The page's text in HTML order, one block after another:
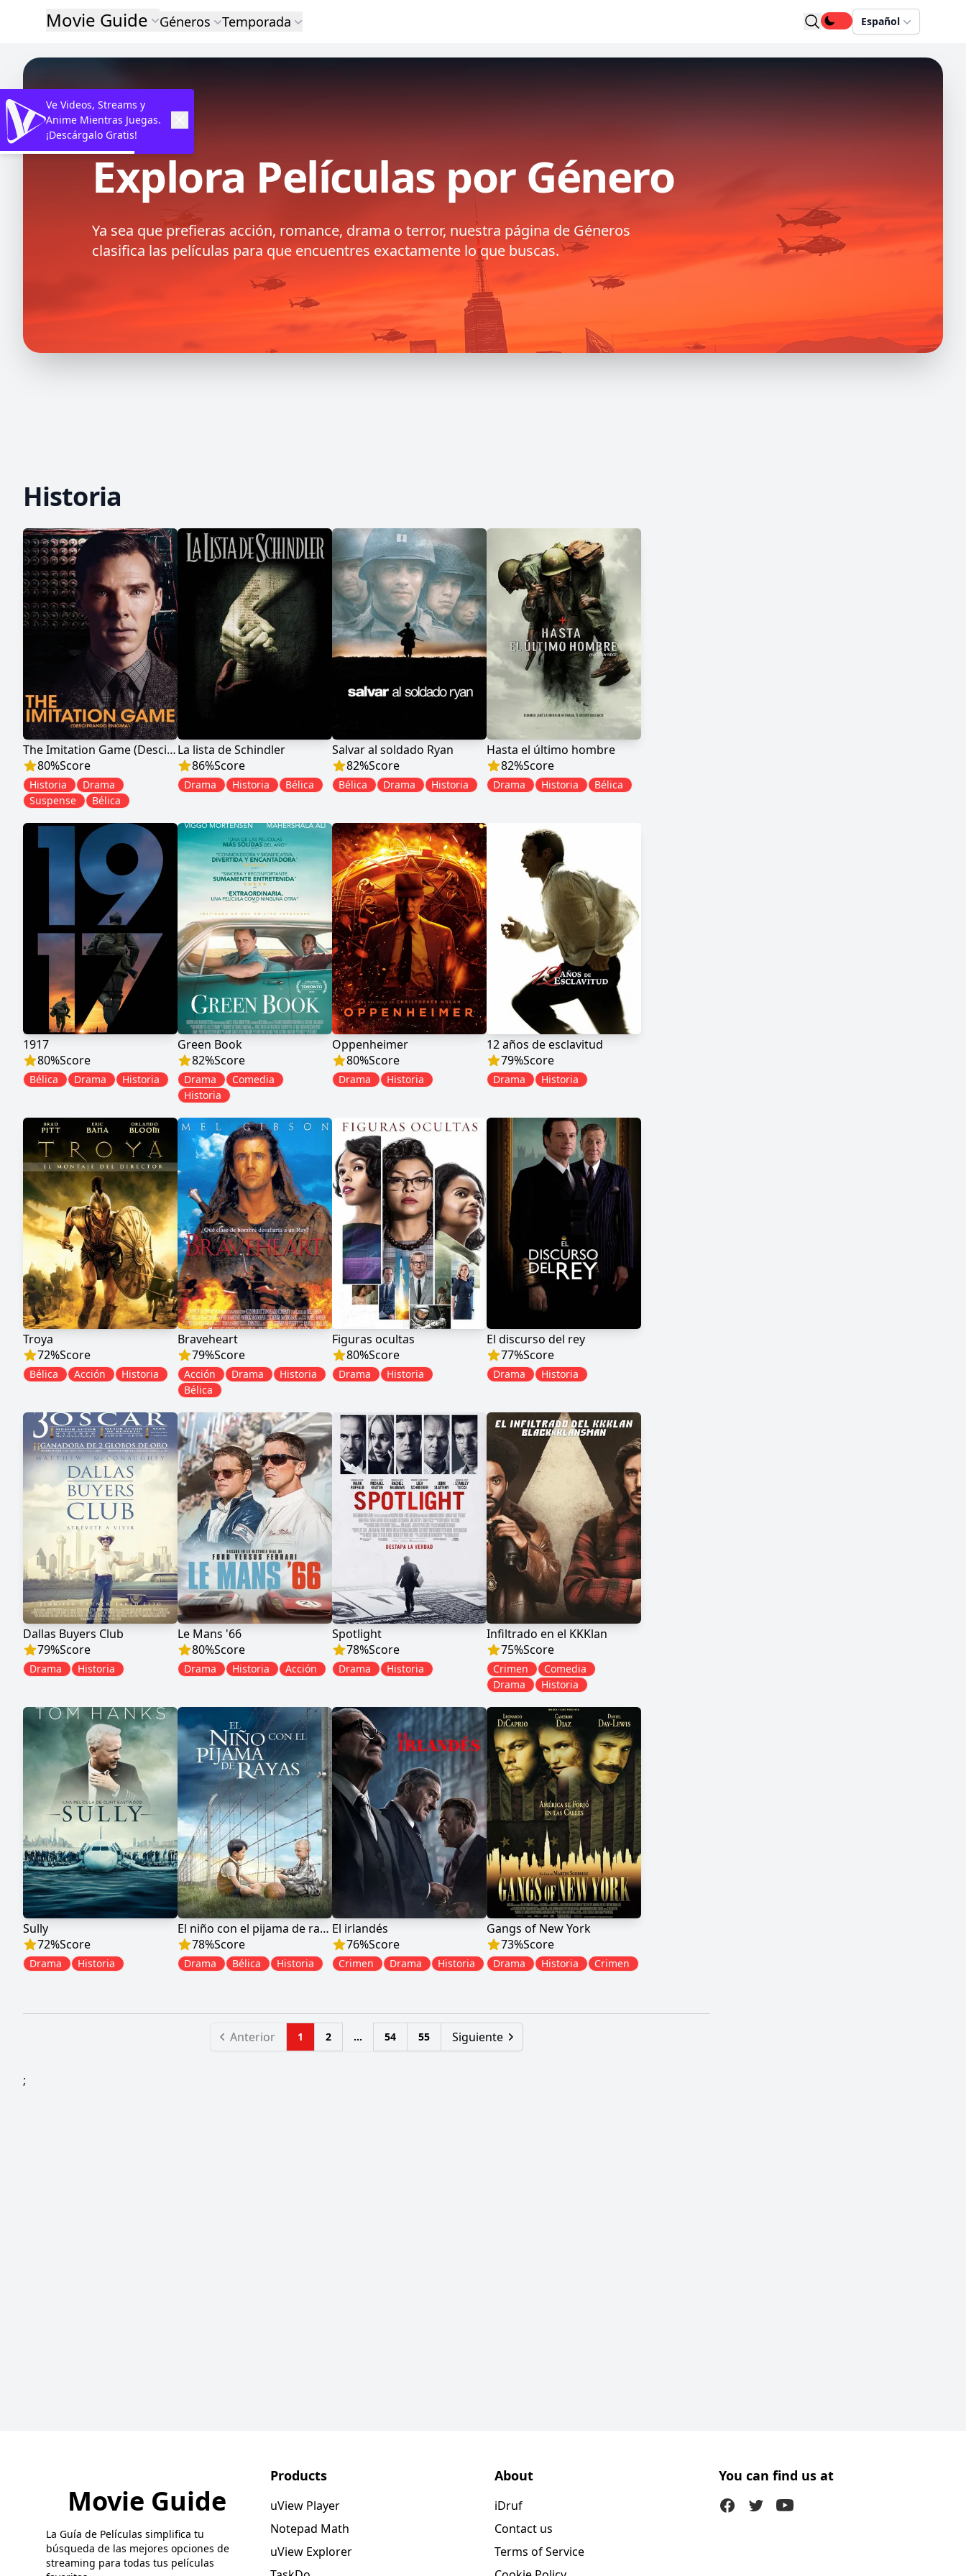
Movie Guide Géneros Temporada Español
Explora Películas por Género
Ya sea que prefieras acción, romance, drama o terror, nuestra página de Géneros
clasifica las películas para que encuentres exactamente lo que buscas.
Historia
The Imitation Game (Descifrando Enigma)
80%Score
Historia
Drama
Suspense
Bélica
La lista de Schindler
86%Score
Drama Historia Bélica
Salvar al soldado Ryan
82%Score
Bélica Drama Historia
Hasta el último hombre
82%Score
Drama Historia Bélica
1917
80%Score
Bélica Drama Historia
Green Book
82%Score
Drama
Comedia
Historia
Oppenheimer
80%Score
Drama Historia
12 años de esclavitud
79%Score
Drama Historia
Troya
72%Score
Bélica Acción Historia
Braveheart
79%Score
Acción Drama
Historia
Bélica
Figuras ocultas
80%Score
Drama Historia
El discurso del rey
77%Score
Drama Historia
Dallas Buyers Club
79%Score
Drama Historia
Le Mans '66
80%Score
Drama Historia Acción
Spotlight
78%Score
Drama Historia
Infiltrado en el KKKlan
75%Score
Crimen
Comedia
Drama
Historia
Sully
72%Score
Drama Historia
El niño con el pijama de rayas
78%Score
Drama Bélica Historia
El irlandés
76%Score
Crimen Drama Historia
Gangs of New York
73%Score
Drama Historia Crimen
Anterior 1 2 ... 54 55 Siguiente
;
Movie Guide
La Guía de Películas simplifica tu
búsqueda de las mejores opciones de
streaming para todas tus películas
Products
uView Player
Notepad Math
uView Explorer
About
iDruf
Contact us
Terms of Service
You can find us at
FacebookTwitter (X)Youtube
Ve Videos, Streams y
Anime Mientras Juegas.
¡Descárgalo Gratis!